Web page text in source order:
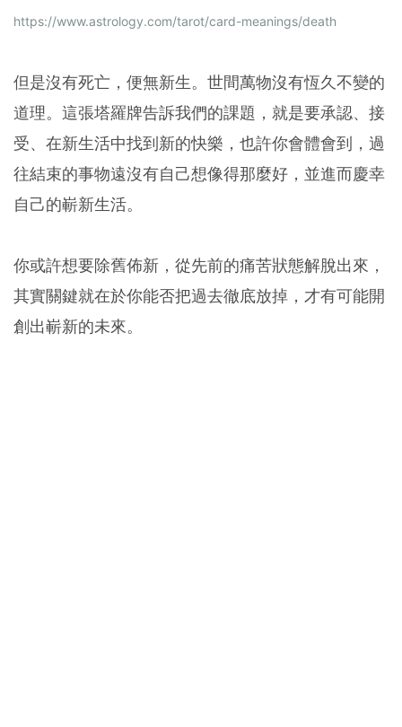
https://www.astrology.com/tarot/card-meanings/death
但是沒有死亡，便無新生。世間萬物沒有恆久不變的
道理。這張塔羅牌告訴我們的課題，就是要承認、接
受、在新生活中找到新的快樂，也許你會體會到，過
往結束的事物遠沒有自己想像得那麼好，並進而慶幸
自己的嶄新生活。
你或許想要除舊佈新，從先前的痛苦狀態解脫出來，
其實關鍵就在於你能否把過去徹底放掉，才有可能開
創出嶄新的未來。